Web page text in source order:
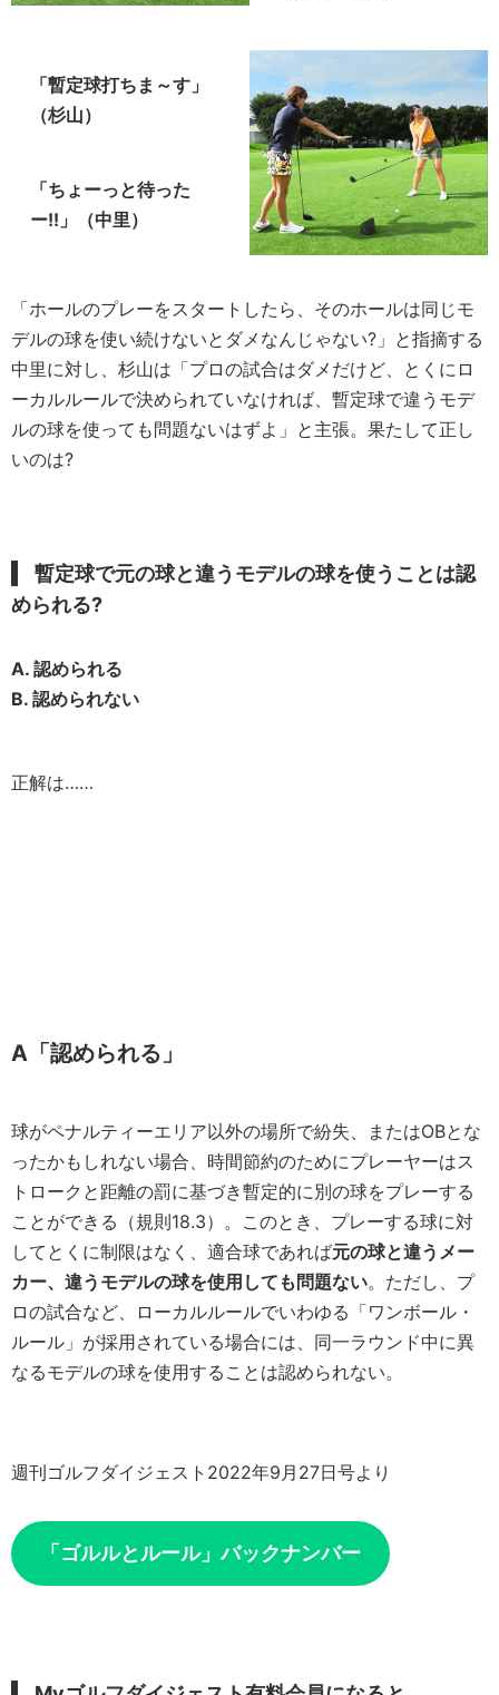
「暫定球打ちま～す」
（杉山）
「ちょーっと待った
ー!!」（中里）
「ホールのプレーをスタートしたら、そのホールは同じモ
デルの球を使い続けないとダメなんじゃない?」と指摘する
中里に対し、杉山は「プロの試合はダメだけど、とくにロ
ーカルルールで決められていなければ、暫定球で違うモデ
ルの球を使っても問題ないはずよ」と主張。果たして正し
いのは?
暫定球で元の球と違うモデルの球を使うことは認
められる?
A. 認められる
B. 認められない
正解は……
A「認められる」
球がペナルティーエリア以外の場所で紛失、またはOBとな
ったかもしれない場合、時間節約のためにプレーヤーはス
トロークと距離の罰に基づき暫定的に別の球をプレーする
ことができる（規則18.3）。このとき、プレーする球に対
してとくに制限はなく、適合球であれば元の球と違うメー
カー、違うモデルの球を使用しても問題ない。ただし、プ
ロの試合など、ローカルルールでいわゆる「ワンボール・
ルール」が採用されている場合には、同一ラウンド中に異
なるモデルの球を使用することは認められない。
週刊ゴルフダイジェスト2022年9月27日号より
「ゴルルとルール」バックナンバー